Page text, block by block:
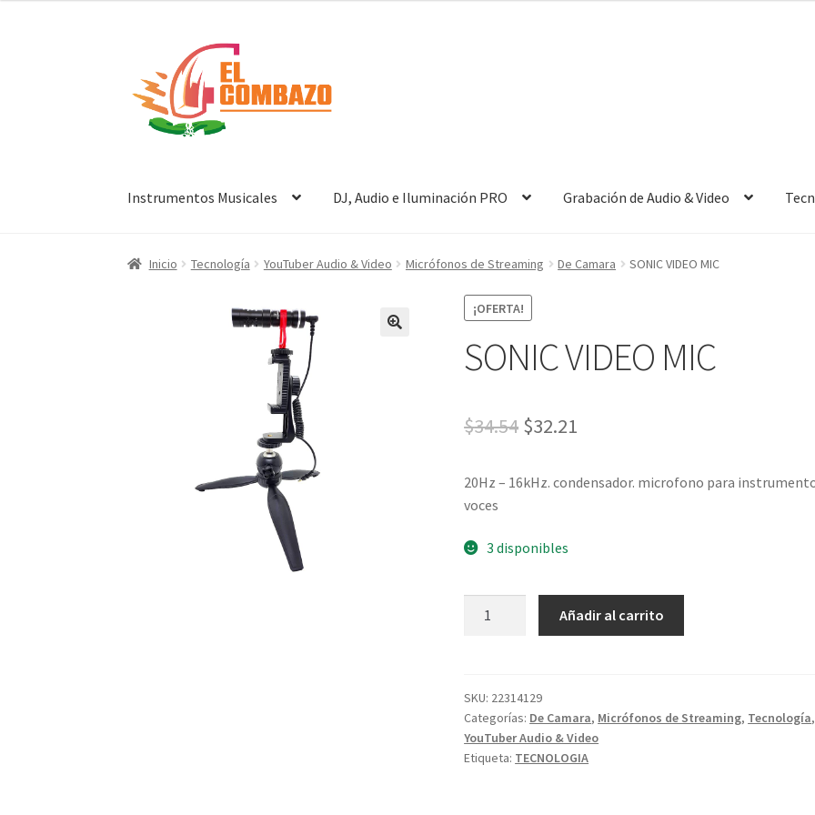
Instrumentos Musicales DJ, Audio e Iluminación PRO Grabación de Audio & Video
Inicio Tecnología YouTuber Audio & Video Micrófonos de Streaming De Camara SONIC VIDEO MIC
¡OFERTA!
SONIC VIDEO MIC
$34.54 $32.21
20Hz – 16kHz. condensador. microfono para
voces
3 disponibles
Añadir al carrito
SKU: 22314129
Categorías: De Camara, Micrófonos de Streaming, Tecnología,
YouTuber Audio & Video
Etiqueta: TECNOLOGIA